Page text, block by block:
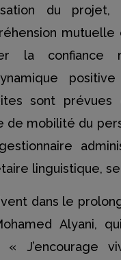
du projet,
mutuelle
la confiance
sont
mobilité du
linguistique,
dans le
Alyani,
« J’encourage